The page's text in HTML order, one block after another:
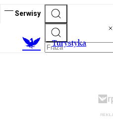
Serwisy
Turystyka